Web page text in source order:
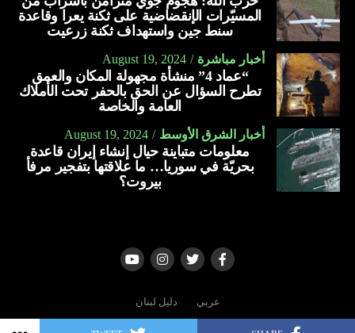
ينظّم مستوى ضغط الدم.
يعمل على تبطين المعدة.
يحمي من الإصابة بارتجاع المريء.
يعمل على تقوية جهاز المناعة.
يقلل من الإصابة بالالتهابات.
يخفف من أعراض البرد والإنفلونزا والسعال.
يساعد على ترطيب الحلق.
يعالج قرحة المعدة.
يخفّف من التهاب الجيوب الأنفية.
المسيّرات الإنقضاضية على ثكنة يعرا وقاعدة
سنط جين واستهداف ثكنة زرعيت
أخبار مباشرة August 19, 2024
“عماد 4” منشأة مجهولة المكان والعمق
تطرح السؤال عن الحق بالحفر تحت الأملاك
العامة والخاصة
أخبار الشرق الأوسط August 19, 2024
معلومات متباينة حيال إنشاء إيران قاعدة
بحريّة في سوريا… ما علاقتها بتفجير مرفأ
بيروت؟
عربي دليل لبنان